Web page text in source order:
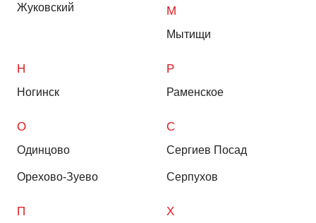
Жуковский М
Мытищи
Н
Ногинск
О
Одинцово
Орехово-Зуево
П
Р
Раменское
С
Сергиев Посад
Серпухов
Х